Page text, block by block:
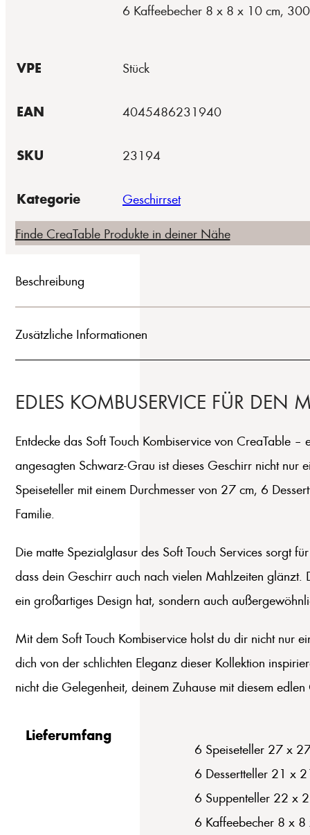
6 Kaffeebecher 8 x 8 x 10 cm,
VPE Stück
EAN 4045486231940
SKU 23194
Kategorie
Geschirrset
Finde CreaTable Produkte in deiner Nähe
Beschreibung
Zusätzliche Informationen
EDLES KOMBUSERVICE FÜR DEN
Entdecke das Soft Touch Kombiservice von CreaTable
angesagten Schwarz-Grau ist dieses Geschirr nicht nur
Speiseteller mit einem Durchmesser von 27 cm, 6
Familie.
Die matte Spezialglasur des Soft Touch Services sorgt
dass dein Geschirr auch nach vielen Mahlzeiten glänzt.
ein großartiges Design hat, sondern auch
Mit dem Soft Touch Kombiservice holst du dir nicht nur
dich von der schlichten Eleganz dieser Kollektion
nicht die Gelegenheit, deinem Zuhause mit diesem
Lieferumfang
6 Speiseteller 27 x
6 Dessertteller 21 x
6 Suppenteller 22 x
6 Kaffeebecher 8 x